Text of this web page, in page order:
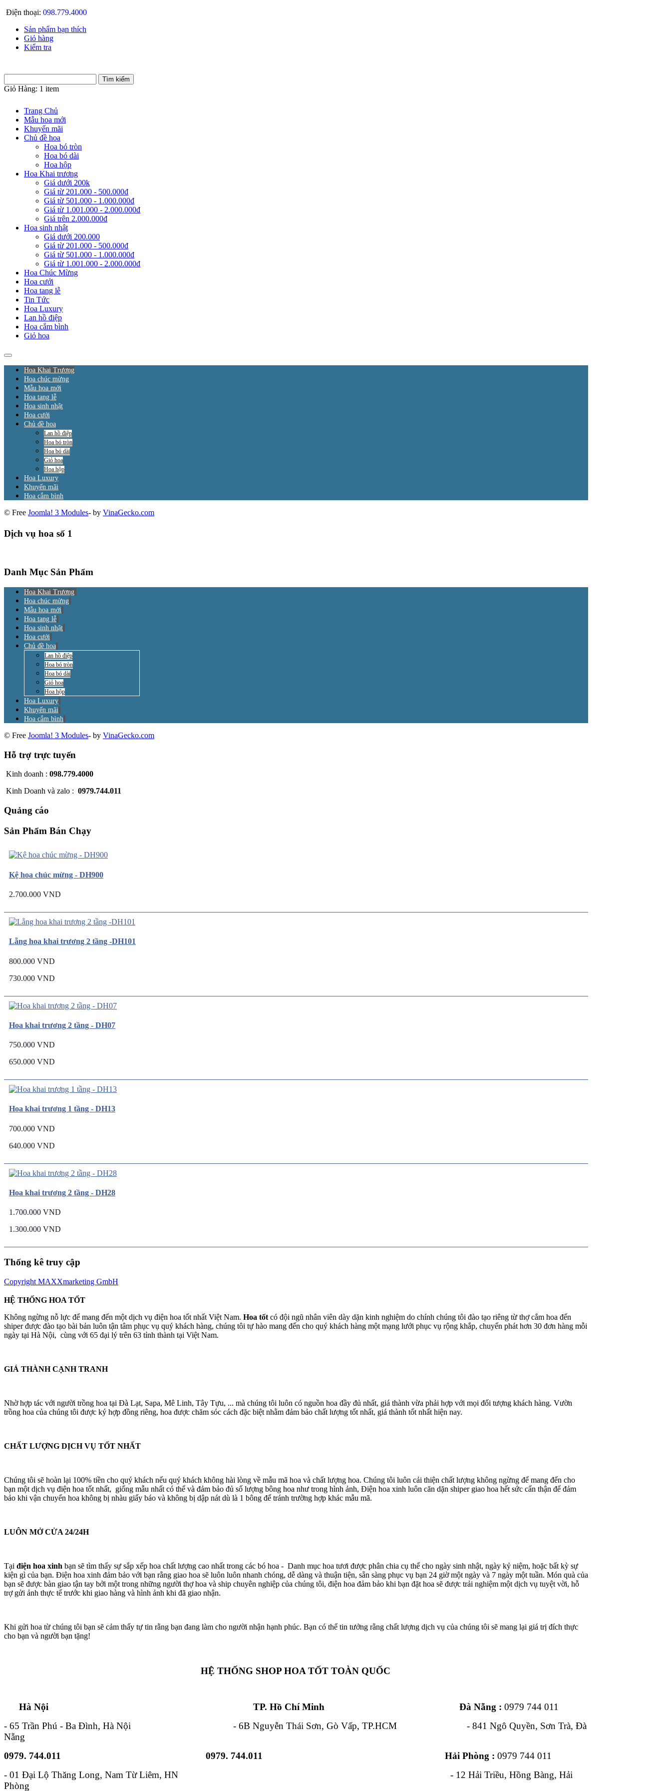
Điện thoại: 098.779.4000
Sản phẩm bạn thích
Giỏ hàng
Kiểm tra
Giỏ Hàng: 1 item
Trang Chủ
Mẫu hoa mới
Khuyến mãi
Chủ đề hoa
Hoa bó tròn
Hoa bó dài
Hoa hộp
Hoa Khai trương
Giá dưới 200k
Giá từ 201.000 - 500.000đ
Giá từ 501.000 - 1.000.000đ
Giá từ 1.001.000 - 2.000.000đ
Giá trên 2.000.000đ
Hoa sinh nhật
Giá dưới 200.000
Giá từ 201.000 - 500.000đ
Giá từ 501.000 - 1.000.000đ
Giá từ 1.001.000 - 2.000.000đ
Hoa Chúc Mừng
Hoa cưới
Hoa tang lễ
Tin Tức
Hoa Luxury
Lan hồ điệp
Hoa cắm bình
Giỏ hoa
Hoa Khai Trương
Hoa chúc mừng
Mẫu hoa mới
Hoa tang lễ
Hoa sinh nhật
Hoa cưới
Chủ đề hoa
Lan hồ điệp
Hoa bó tròn
Hoa bó dài
Giỏ hoa
Hoa hộp
Hoa Luxury
Khuyến mãi
Hoa cắm bình
© Free Joomla! 3 Modules- by VinaGecko.com
Dịch vụ hoa số 1
Danh Mục Sản Phẩm
Hoa Khai Trương
Hoa chúc mừng
Mẫu hoa mới
Hoa tang lễ
Hoa sinh nhật
Hoa cưới
Chủ đề hoa
Lan hồ điệp
Hoa bó tròn
Hoa bó dài
Giỏ hoa
Hoa hộp
Hoa Luxury
Khuyến mãi
Hoa cắm bình
© Free Joomla! 3 Modules- by VinaGecko.com
Hỗ trợ trực tuyến
Kinh doanh : 098.779.4000
Kinh Doanh và zalo : 0979.744.011
Quảng cáo
Sản Phẩm Bán Chạy
Kệ hoa chúc mừng - DH900
2.700.000 VND
Lẵng hoa khai trương 2 tầng -DH101
800.000 VND
730.000 VND
Hoa khai trương 2 tầng - DH07
750.000 VND
650.000 VND
Hoa khai trương 1 tầng - DH13
700.000 VND
640.000 VND
Hoa khai trương 2 tầng - DH28
1.700.000 VND
1.300.000 VND
Thống kê truy cập
Copyright MAXXmarketing GmbH
HỆ THỐNG HOA TỐT
Không ngừng nỗ lực để mang đến một dịch vụ điện hoa tốt nhất Việt Nam. Hoa tốt có đội ngũ nhân viên dày dặn kinh nghiệm do chính chúng tôi đào tạo riêng từ thợ cắm hoa đến
shiper được đào tạo bài bản luôn tận tâm phục vụ quý khách hàng, chúng tôi tự hào mang đến cho quý khách hàng một mạng lưới phục vụ rộng khắp, chuyển phát hơn 30 đơn hàng mỗi
ngày tại Hà Nội, cùng với 65 đại lý trên 63 tỉnh thành tại Việt Nam.
GIÁ THÀNH CẠNH TRANH
Nhờ hợp tác với người trồng hoa tại Đà Lạt, Sapa, Mê Linh, Tây Tựu, ... mà chúng tôi luôn có nguồn hoa đầy đủ nhất, giá thành vừa phải hợp với mọi đối tượng khách hàng. Vườn
trồng hoa của chúng tôi được ký hợp đồng riêng, hoa được chăm sóc cách đặc biệt nhằm đảm bảo chất lượng tốt nhất, giá thành tốt nhất hiện nay.
CHẤT LƯỢNG DỊCH VỤ TỐT NHẤT
Chúng tôi sẽ hoàn lại 100% tiền cho quý khách nếu quý khách không hài lòng về mẫu mã hoa và chất lượng hoa. Chúng tôi luôn cải thiện chất lượng không ngừng để mang đến cho
bạn một dịch vụ điện hoa tốt nhất, giống mẫu nhất có thể và đảm bảo đủ số lượng bông hoa như trong hình ảnh, Điện hoa xinh luôn căn dặn shiper giao hoa hết sức cẩn thận để đảm
bảo khi vận chuyển hoa không bị nhàu giấy báo và không bị dập nát dù là 1 bông để tránh trường hợp khác mẫu mã.
LUÔN MỞ CỬA 24/24H
Tại điện hoa xinh bạn sẽ tìm thấy sự sắp xếp hoa chất lượng cao nhất trong các bó hoa - Danh mục hoa tươi được phân chia cụ thể cho ngày sinh nhật, ngày kỷ niệm, hoặc bất kỳ sự
kiện gì của bạn. Điện hoa xinh đảm bảo với bạn rằng giao hoa sẽ luôn luôn nhanh chóng, dễ dàng và thuận tiện, sẵn sàng phục vụ bạn 24 giờ một ngày và 7 ngày một tuần. Món quà của
bạn sẽ được bàn giao tận tay bởi một trong những người thợ hoa và ship chuyên nghiệp của chúng tôi, điện hoa đảm bảo khi bạn đặt hoa sẽ được trải nghiệm một dịch vụ tuyệt vời, hỗ
trợ gửi ảnh thực tế trước khi giao hàng và hình ảnh khi đã giao nhận.
Khi gửi hoa từ chúng tôi bạn sẽ cảm thấy tự tin rằng bạn đang làm cho người nhận hạnh phúc. Bạn có thể tin tưởng rằng chất lượng dịch vụ của chúng tôi sẽ mang lại giá trị đích thực
cho bạn và người bạn tặng!
HỆ THỐNG SHOP HOA TỐT TOÀN QUỐC
Hà Nội TP. Hồ Chí Minh Đà Nẵng : 0979 744 011
- 65 Trần Phú - Ba Đình, Hà Nội - 6B Nguyễn Thái Sơn, Gò Vấp, TP.HCM - 841 Ngô Quyền, Sơn Trà, Đà
Nẵng
0979. 744.011
0979. 744.011 Hải Phòng : 0979 744 011
- 01 Đại Lộ Thăng Long, Nam Từ Liêm, HN - 12 Hải Triều, Hồng Bàng, Hải
Phòng